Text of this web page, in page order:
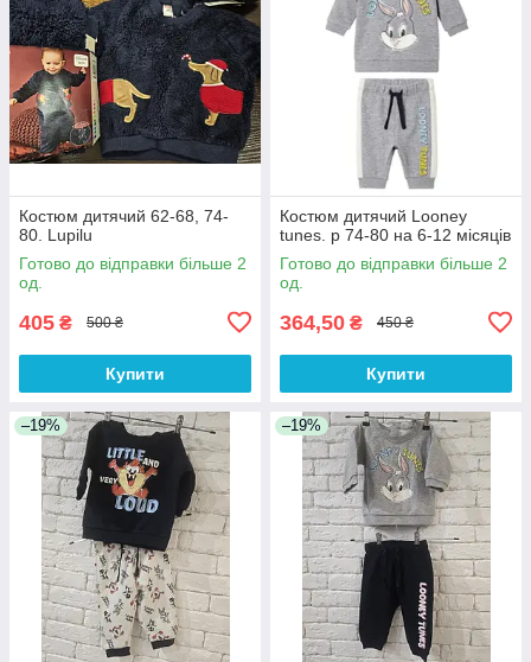
Костюм дитячий 62-68, 74-
80. Lupilu
Готово до відправки більше 2
од.
405 ₴ 500 ₴
Купити
Костюм дитячий Looney
tunes. р 74-80 на 6-12 місяців
Готово до відправки більше 2
од.
364,50 ₴ 450 ₴
Купити
–19% –19%